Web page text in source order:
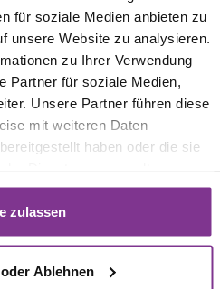
für soziale Medien anbieten zu
unsere Website zu analysieren.
zu Ihrer Verwendung
Partner für soziale Medien,
Unsere Partner führen diese
mit weiteren Daten
haben oder die sie
/ Alles akzeptieren / etc.]“
auch in die Weitergabe über
an unseren Partner, die
Ihnen nicht persönlich
zulassen
Ablehnen